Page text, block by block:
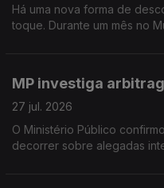
Há uma nova forma de
toque. Durante um mês no
MP investiga
27 jul. 2026
O Ministério Público
decorrer sobre alegadas